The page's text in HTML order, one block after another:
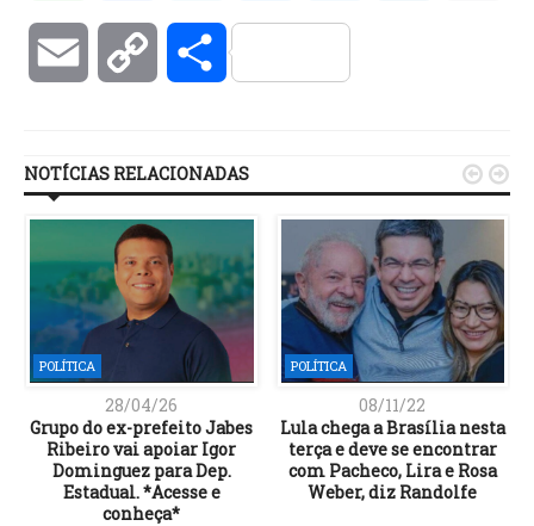
Email Copy Compartilhar
NOTÍCIAS RELACIONADAS
POLÍTICA
28/04/26
Grupo do ex-prefeito Jabes
Ribeiro vai apoiar Igor
Dominguez para Dep.
Estadual. *Acesse e
conheça*
POLÍTICA
08/11/22
Lula chega a Brasília nesta
terça e deve se encontrar
com Pacheco, Lira e Rosa
Weber, diz Randolfe
 